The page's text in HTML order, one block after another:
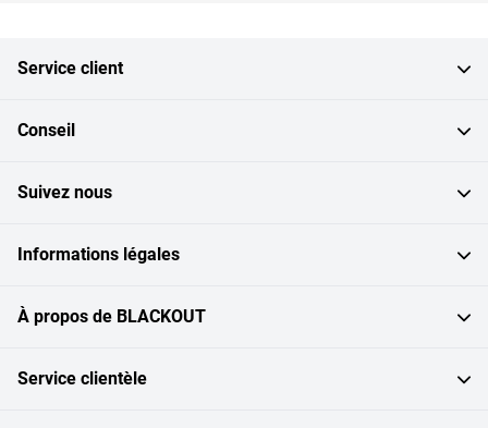
Service client
Conseil
Suivez nous
Informations légales
À propos de BLACKOUT
Service clientèle